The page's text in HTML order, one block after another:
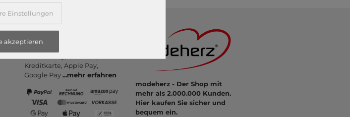
Zahlungsarten
PayPal, Kauf auf Rechnung,
Kredit­karte, Apple Pay,
Google Pay...mehr erfahren
modeherz - Der Shop mit
mehr als 2.000.000 Kunden.
Hier kaufen Sie sicher und
bequem ein.
Einstellungen
akzeptieren